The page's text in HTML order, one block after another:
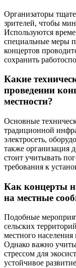
Организаторы
зрителей, чтобы
Используются
специальные меры
концертов
сохранить
Какие
проведении
местности?
Основные
традиционной
электросеть,
также организация
стоит учитывать
требования к
Как концерты
на местные
Подобные
сельских
местного
Однако важно
стрессом для
устойчивое